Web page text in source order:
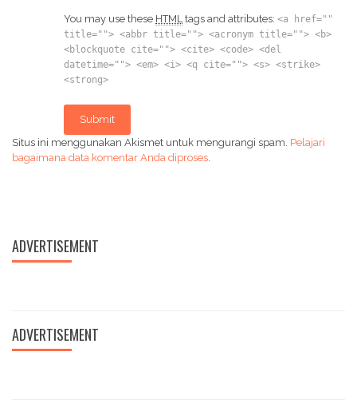
You may use these HTML tags and attributes: <a href=""
title=""> <abbr title=""> <acronym title=""> <b>
<blockquote cite=""> <cite> <code> <del
datetime=""> <em> <i> <q cite=""> <s> <strike>
<strong>
Submit
Situs ini menggunakan Akismet untuk mengurangi spam. Pelajari
bagaimana data komentar Anda diproses
ADVERTISEMENT
ADVERTISEMENT